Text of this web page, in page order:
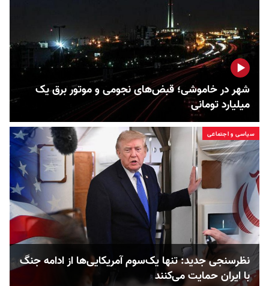
شهر در خاموشی؛ قبض‌های نجومی و موتور برق یک
میلیارد تومانی
سیاسی و اجتماعی
نظرسنجی جدید: تنها یک‌سوم آمریکایی‌ها از ادامه جنگ
با ایران حمایت می‌کنند